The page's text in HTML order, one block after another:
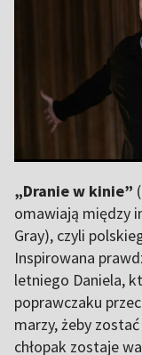
„Dranie w kinie”
omawiają między
Gray), czyli
Inspirowana
letniego Daniela,
poprawczaku
marzy, żeby
chłopak zostaje